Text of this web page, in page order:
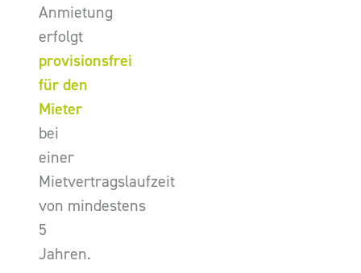
Anmietung
erfolgt
provisionsfrei
für den
Mieter
bei
einer
Mietvertragslaufzeit
von mindestens
5
Jahren.